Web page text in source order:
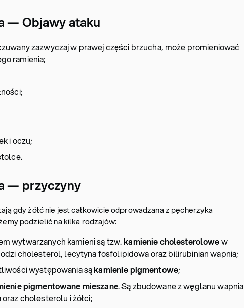
— Objawy ataku
zazwyczaj w prawej części brzucha, może promieniować
ramienia;
i oczu;
— przyczyny
gdy żółć nie jest całkowicie odprowadzana z pęcherzyka
podzielić na kilka rodzajów:
wytwarzanych kamieni są tzw.kamienie cholesterolowew
cholesterol, lecytyna fosfolipidowa oraz bilirubinian wapnia;
występowania sąkamienie pigmentowe;
pigmentowane mieszane. Są zbudowane z węglanu wapnia
cholesterolu i żółci;